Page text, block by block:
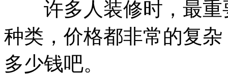
许多人装修时，最重
种类，价格都非常的复
多少钱吧。